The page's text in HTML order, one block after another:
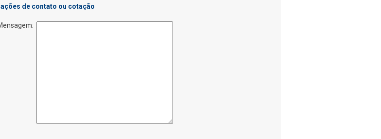
de contato ou cotação